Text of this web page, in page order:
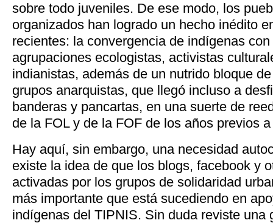
sobre todo juveniles. De ese modo, los
organizados han logrado un hecho inédito
recientes: la convergencia de indígenas
agrupaciones ecologistas, activistas
indianistas, además de un nutrido bloque
grupos anarquistas, que llegó incluso a
banderas y pancartas, en una suerte de
de la FOL y de la FOF de los años previos
Hay aquí, sin embargo, una necesidad
existe la idea de que los blogs, facebook y
activadas por los grupos de solidaridad
más importante que está sucediendo en
indígenas del TIPNIS. Sin duda reviste una